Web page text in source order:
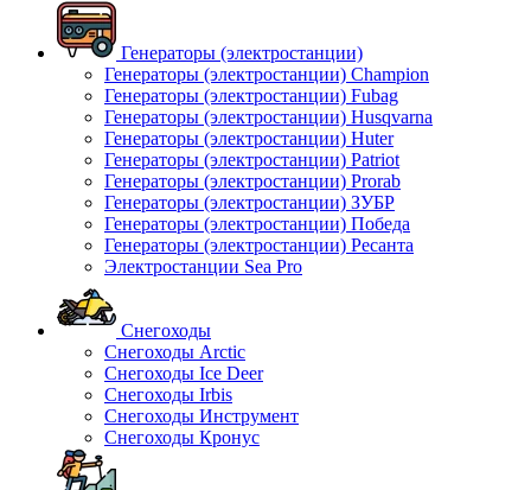
Генераторы (электростанции)
Генераторы (электростанции) Champion
Генераторы (электростанции) Fubag
Генераторы (электростанции) Husqvarna
Генераторы (электростанции) Huter
Генераторы (электростанции) Patriot
Генераторы (электростанции) Prorab
Генераторы (электростанции) ЗУБР
Генераторы (электростанции) Победа
Генераторы (электростанции) Ресанта
Электростанции Sea Pro
Снегоходы
Снегоходы Arctic
Снегоходы Ice Deer
Снегоходы Irbis
Снегоходы Инструмент
Снегоходы Кронус